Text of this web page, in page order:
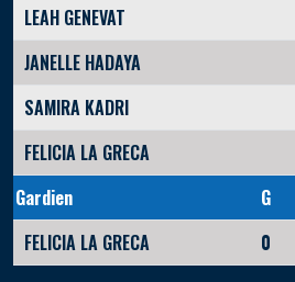
LEAH GENEVAT
JANELLE HADAYA
SAMIRA KADRI
FELICIA LA GRECA
Gardien
G
FELICIA LA GRECA
0